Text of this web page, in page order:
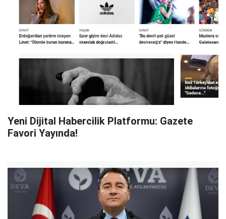
Yeni Dijital Habercilik Platformu: Gazete
Favori Yayında!